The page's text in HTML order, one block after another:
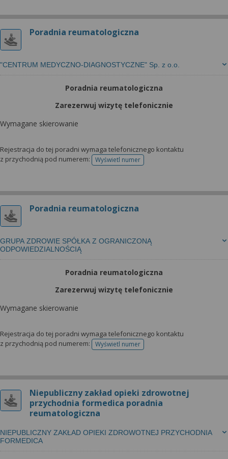
Poradnia reumatologiczna
"CENTRUM MEDYCZNO-DIAGNOSTYCZNE" Sp. z o.o.
Poradnia reumatologiczna
Zarezerwuj wizytę telefonicznie
Wymagane skierowanie
Rejestracja do tej poradni wymaga telefonicznego kontaktu
z przychodnią pod numerem:
Wyświetl numertelefonu do rejestracji
Poradnia reumatologiczna
GRUPA ZDROWIE SPÓŁKA Z OGRANICZONĄ
ODPOWIEDZIALNOŚCIĄ
Poradnia reumatologiczna
Zarezerwuj wizytę telefonicznie
Wymagane skierowanie
Rejestracja do tej poradni wymaga telefonicznego kontaktu
z przychodnią pod numerem:
Wyświetl numertelefonu do rejestracji
Niepubliczny zakład opieki zdrowotnej
przychodnia formedica poradnia
reumatologiczna
NIEPUBLICZNY ZAKŁAD OPIEKI ZDROWOTNEJ PRZYCHODNIA
FORMEDICA